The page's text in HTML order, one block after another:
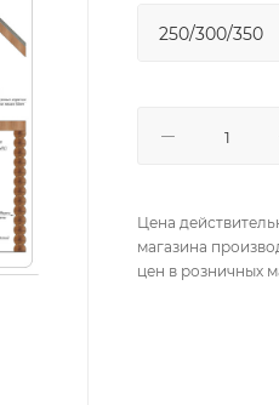
Цена
магазина
цен в розничных